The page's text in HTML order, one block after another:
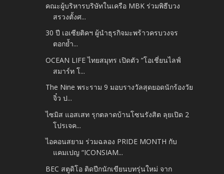
คณะผู้บริหารบริษัทในเครือ MBK ร่วมพิธีบวง
สรวงตั้งศ...
30 ปี เอเซียติคฯ ผู้นำธุรกิจมะพร้าวครบวงจร
ตอกย้ำ...
OCEAN LIFE ไทยสมุทร เปิดตัว “โอเชี่ยนไลฟ์
สมาร์ท โ...
The Nine พระราม 9 มอบรางวัลสุดยอดนักร้องวัย
จิ๋ว ป...
ไซมิส แอสเสท รุกตลาดบ้านโซนรังสิต ลุยเปิด 2
โปรเจค...
ไอคอนสยาม ร่วมฉลอง PRIDE MONTH กับ
แคมเปญ “ICONSIAM...
BEC สตูดิโอ ติดปีกนักเขียนบทรุ่นใหม่ จาก